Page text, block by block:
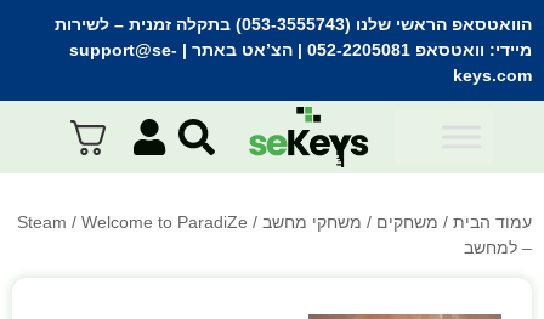
הוואטסאפ הראשי שלנו (053-3555743) בתקלה זמנית
– לשירות
מיידי: וואטסאפ 052-2205081 | הצ’אט באתר | support@se-
keys.com
עמוד הבית / משחקים / משחקי מחשב /
Steam / Welcome to ParadiZe
– למחשב